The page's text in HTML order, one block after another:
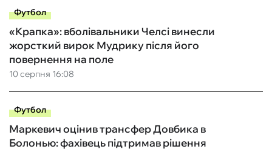
Футбол
10 серпня 16:08
«Крапка»: вболівальники Челсі винесли
жорсткий вирок Мудрику після його
повернення на поле
Футбол
Маркевич оцінив трансфер Довбика в
Болонью: фахівець підтримав рішення